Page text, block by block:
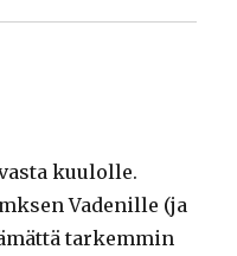
kuulolle.
Vadenille (ja
tarkemmin